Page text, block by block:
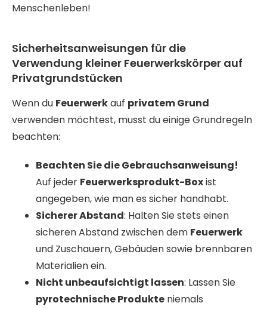
Menschenleben!
Sicherheitsanweisungen für die
Verwendung kleiner Feuerwerkskörper auf
Privatgrundstücken
Wenn du Feuerwerkauf privatem Grund
verwenden möchtest, musst du einige Grundregeln
beachten:
Beachten Sie die Gebrauchsanweisung!
Auf jeder Feuerwerksprodukt-Boxist
angegeben, wie man es sicher handhabt.
Sicherer Abstand: Halten Sie stets einen
sicheren Abstand zwischen dem Feuerwerk
und Zuschauern, Gebäuden sowie brennbaren
Materialien ein.
Nicht unbeaufsichtigt lassen: Lassen Sie
pyrotechnische Produkte niemals